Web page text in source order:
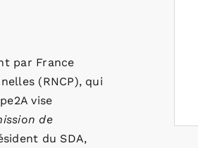
par France
(RNCP), qui
vise
de
du SDA,